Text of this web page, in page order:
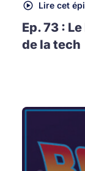
Lire cet
Ep. 73 :
de la tech